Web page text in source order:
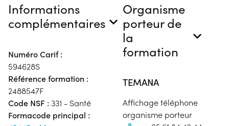
Informations
complémentaires
Numéro Carif :
594628S
Référence formation :
2488547F
Code NSF : 331 - Santé
Formacode principal :
Organisme
porteur de
la
formation
TEMANA
Affichage téléphone
organisme porteur